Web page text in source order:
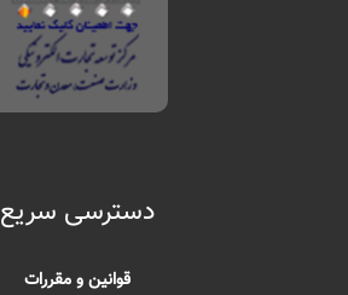
دسترسی سریع
قوانین و مقررات